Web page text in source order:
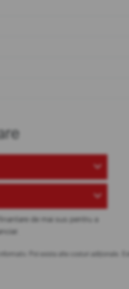
de mai sus pentru a
Pot exista alte costuri adiționale.